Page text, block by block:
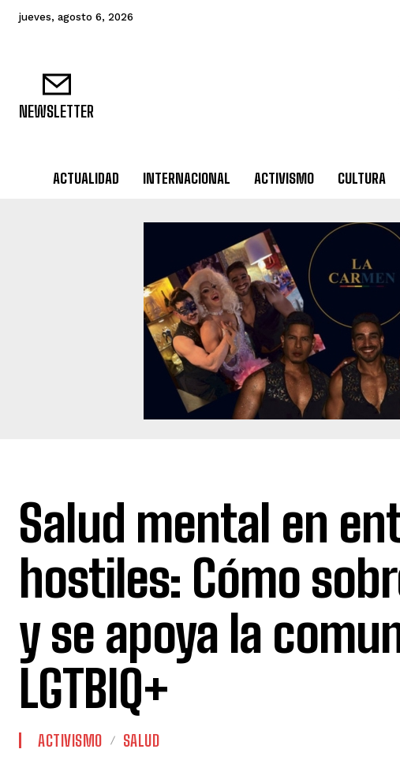
jueves, agosto 6, 2026
NEWSLETTER
ACTUALIDAD INTERNACIONAL ACTIVISMO CULTURA
Salud mental en
hostiles: Cómo
y se apoya la
LGTBIQ+
ACTIVISMO SALUD